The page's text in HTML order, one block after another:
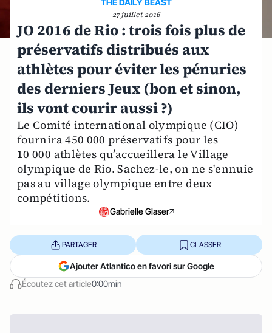
THE DAILY BEAST
27 juillet 2016
JO 2016 de Rio : trois fois plus de
préservatifs distribués aux
athlètes pour éviter les pénuries
des derniers Jeux (bon et sinon,
ils vont courir aussi ?)
Le Comité international olympique (CIO)
fournira 450 000 préservatifs pour les
10 000 athlètes qu’accueillera le Village
olympique de Rio. Sachez-le, on ne s'ennuie
pas au village olympique entre deux
compétitions.
Gabrielle Glaser
Écoutez cet article0:00min
PARTAGER CLASSER
Ajouter Atlantico en favori sur Google